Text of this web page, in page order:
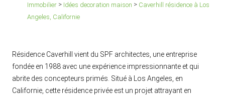
Immobilier > Idées decoration maison > Caverhill résidence à Los
Angeles, Californie
Résidence Caverhill vient du SPF architectes, une entreprise
fondée en 1988 avec une expérience impressionnante et qui
abrite des concepteurs primés. Situé à Los Angeles, en
Californie, cette résidence privée est un projet attrayant en